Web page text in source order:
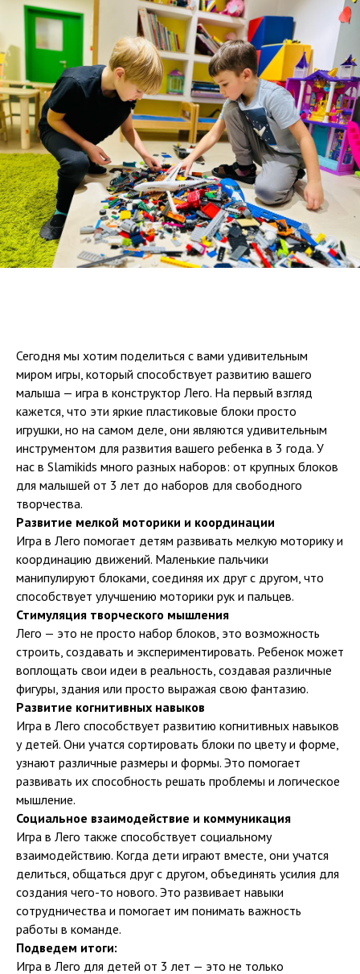
Сегодня мы хотим поделиться с вами удивительным
миром игры, который способствует развитию вашего
малыша — игра в конструктор Лего. На первый взгляд
кажется, что эти яркие пластиковые блоки просто
игрушки, но на самом деле, они являются удивительным
инструментом для развития вашего ребенка в 3 года. У
нас в Slamikids много разных наборов: от крупных блоков
для малышей от 3 лет до наборов для свободного
творчества.
Развитие мелкой моторики и координации
Игра в Лего помогает детям развивать мелкую моторику и
координацию движений. Маленькие пальчики
манипулируют блоками, соединяя их друг с другом, что
способствует улучшению моторики рук и пальцев.
Стимуляция творческого мышления
Лего — это не просто набор блоков, это возможность
строить, создавать и экспериментировать. Ребенок может
воплощать свои идеи в реальность, создавая различные
фигуры, здания или просто выражая свою фантазию.
Развитие когнитивных навыков
Игра в Лего способствует развитию когнитивных навыков
у детей. Они учатся сортировать блоки по цвету и форме,
узнают различные размеры и формы. Это помогает
развивать их способность решать проблемы и логическое
мышление.
Социальное взаимодействие и коммуникация
Игра в Лего также способствует социальному
взаимодействию. Когда дети играют вместе, они учатся
делиться, общаться друг с другом, объединять усилия для
создания чего-то нового. Это развивает навыки
сотрудничества и помогает им понимать важность
работы в команде.
Подведем итоги:
Игра в Лего для детей от 3 лет — это не только